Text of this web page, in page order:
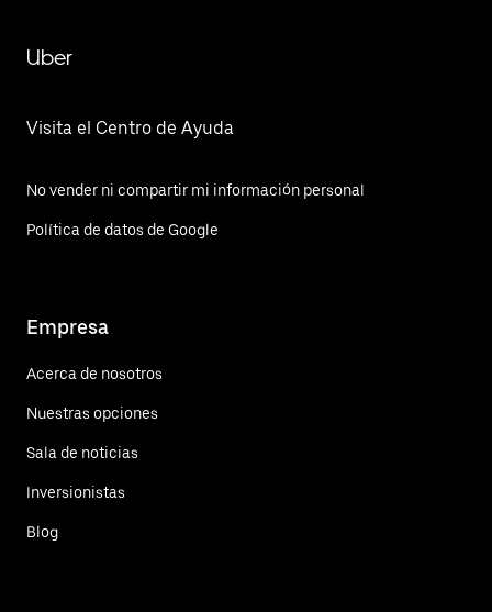
Uber
Visita el Centro de Ayuda
No vender ni compartir mi información personal
Política de datos de Google
Empresa
Acerca de nosotros
Nuestras opciones
Sala de noticias
Inversionistas
Blog